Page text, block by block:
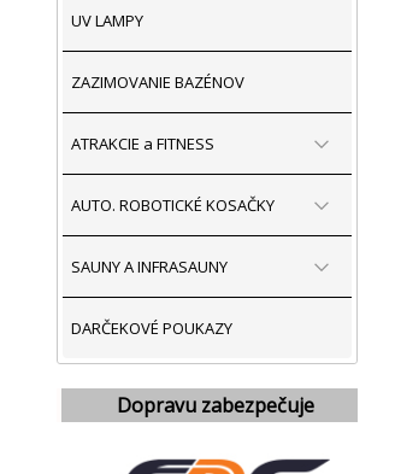
UV LAMPY
ZAZIMOVANIE BAZÉNOV
ATRAKCIE a FITNESS
AUTO. ROBOTICKÉ KOSAČKY
SAUNY A INFRASAUNY
DARČEKOVÉ POUKAZY
Dopravu zabezpečuje